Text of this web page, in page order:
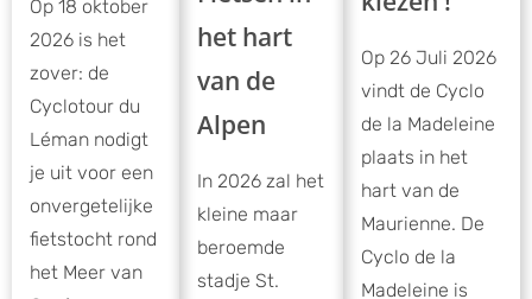
Op 18 oktober
2026 is het
zover: de
Cyclotour du
Léman nodigt
je uit voor een
onvergetelijke
fietstocht rond
het Meer van
het hart
van de
Alpen
In 2026 zal het
kleine maar
beroemde
stadje St.
Op 26 Juli 2026
vindt de Cyclo
de la Madeleine
plaats in het
hart van de
Maurienne. De
Cyclo de la
Madeleine is